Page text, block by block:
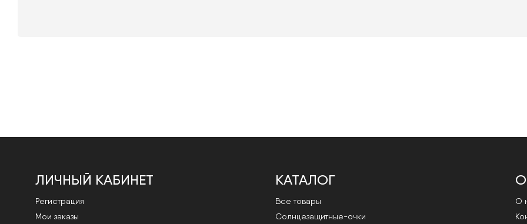
ЛИЧНЫЙ КАБИНЕТ
Регистрация
Мои заказы
КАТАЛОГ
Все товары
Cолнцезащитные-очки
О